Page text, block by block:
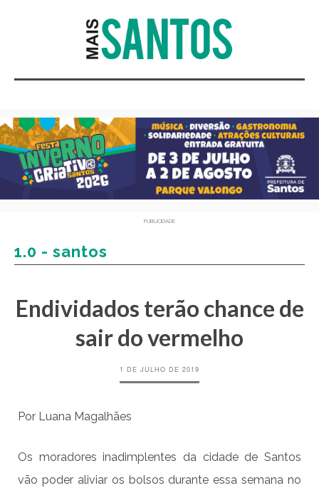
PUBLICIDADE
1.0 - santos
Endividados terão chance de
sair do vermelho
1 DE JULHO DE 2019
Por Luana Magalhães
Os moradores inadimplentes da cidade de Santos
vão poder aliviar os bolsos durante essa semana no